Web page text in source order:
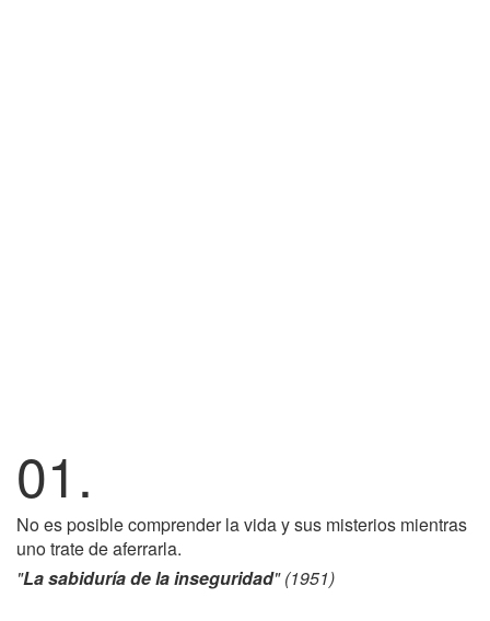
01.
No es posible comprender la vida y sus misterios mientras
uno trate de aferrarla.
"La sabiduría de la inseguridad" (1951)